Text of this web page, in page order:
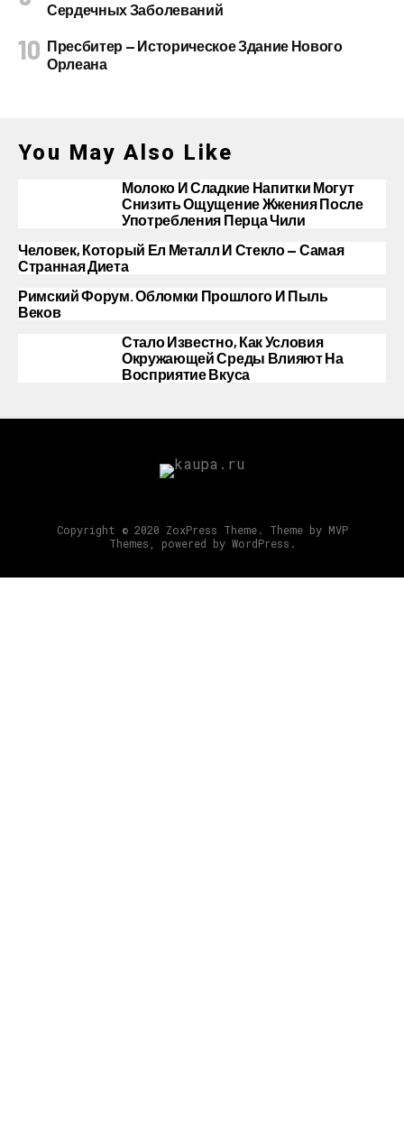
Сердечных Заболеваний
Пресбитер — Историческое Здание Нового
Орлеана
You May Also Like
Молоко И Сладкие Напитки Могут
Снизить Ощущение Жжения После
Употребления Перца Чили
Человек, Который Ел Металл И Стекло — Самая
Странная Диета
Римский Форум. Обломки Прошлого И Пыль
Веков
Стало Известно, Как Условия
Окружающей Среды Влияют На
Восприятие Вкуса
Copyright © 2020 ZoxPress Theme. Theme by MVP
Themes, powered by WordPress.